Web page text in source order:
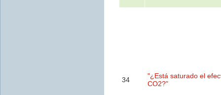
34
"¿Está saturado el
CO2?"